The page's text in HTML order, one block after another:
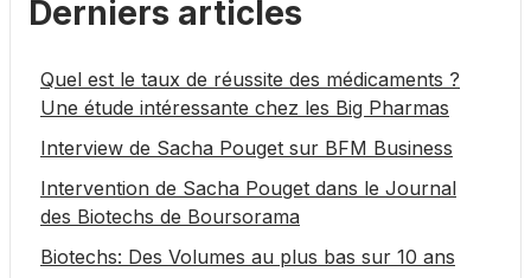
Derniers articles
Quel est le taux de réussite des médicaments ?
Une étude intéressante chez les Big Pharmas
Interview de Sacha Pouget sur BFM Business
Intervention de Sacha Pouget dans le Journal
des Biotechs de Boursorama
Biotechs: Des Volumes au plus bas sur 10 ans